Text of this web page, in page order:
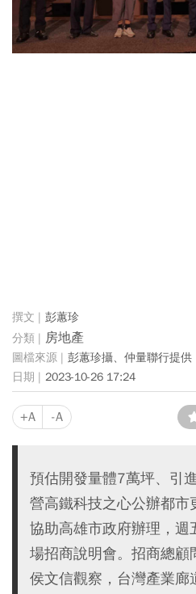
彭蕙珍
房地產
彭蕙珍攝、仲量聯行提供
2023-10-26 17:24
+A -A
預估開發量體7萬坪、引
營高鐵科技之心公辦都
協助高雄市政府辦理，
場招商說明會。招商總顧
侯文信觀察，台灣產業廊